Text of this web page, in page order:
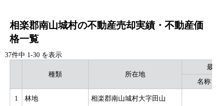
相楽郡南山城村の不動産売却実績・不動産価
格一覧
37件中 1-30 を表示
種類 所在地
最
名称
1 林地 相楽郡南山城村大字田山